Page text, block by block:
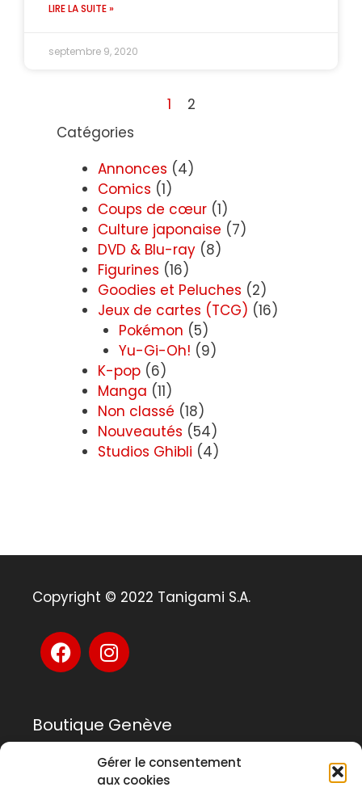
Gérer le consentement
aux cookies
LIRE LA SUITE »
septembre 9, 2020
1
2
Catégories
Annonces (4)
Comics (1)
Coups de cœur (1)
Culture japonaise (7)
DVD & Blu-ray (8)
Figurines (16)
Goodies et Peluches (2)
Jeux de cartes (TCG) (16)
Pokémon (5)
Yu-Gi-Oh! (9)
K-pop (6)
Manga (11)
Non classé (18)
Nouveautés (54)
Studios Ghibli (4)
Copyright © 2022 Tanigami S.A.
Boutique Genève
Rue Rousseau 14